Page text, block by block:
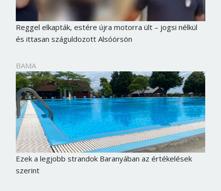
Reggel elkapták, estére újra motorra ült – jogsi nélkül
és ittasan száguldozott Alsóörsön
BAMA
Ezek a legjobb strandok Baranyában az értékelések
szerint